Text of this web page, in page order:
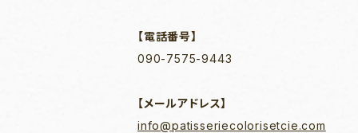
【電話番号】
090-7575-9443
【メールアドレス】
info@patisseriecolorisetcie.com